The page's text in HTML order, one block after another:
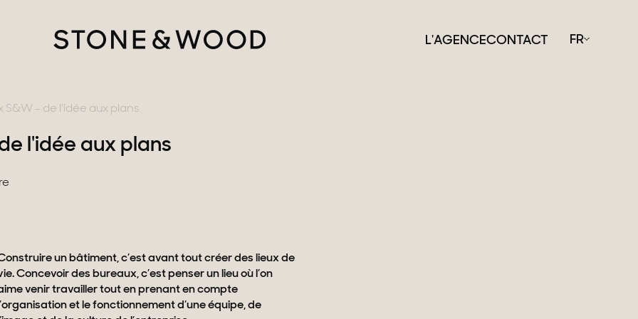
L'AGENCECONTACT FR
avec vues
l'idée aux plans
S&W - de l'idée aux plans
un bâtiment, c’est avant tout créer des lieux de
Concevoir des bureaux, c’est penser un lieu où l’on
venir travailler tout en prenant en compte
l’organisation et le fonctionnement d’une équipe, de